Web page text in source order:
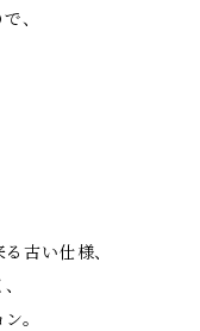
、
古い仕様、
。